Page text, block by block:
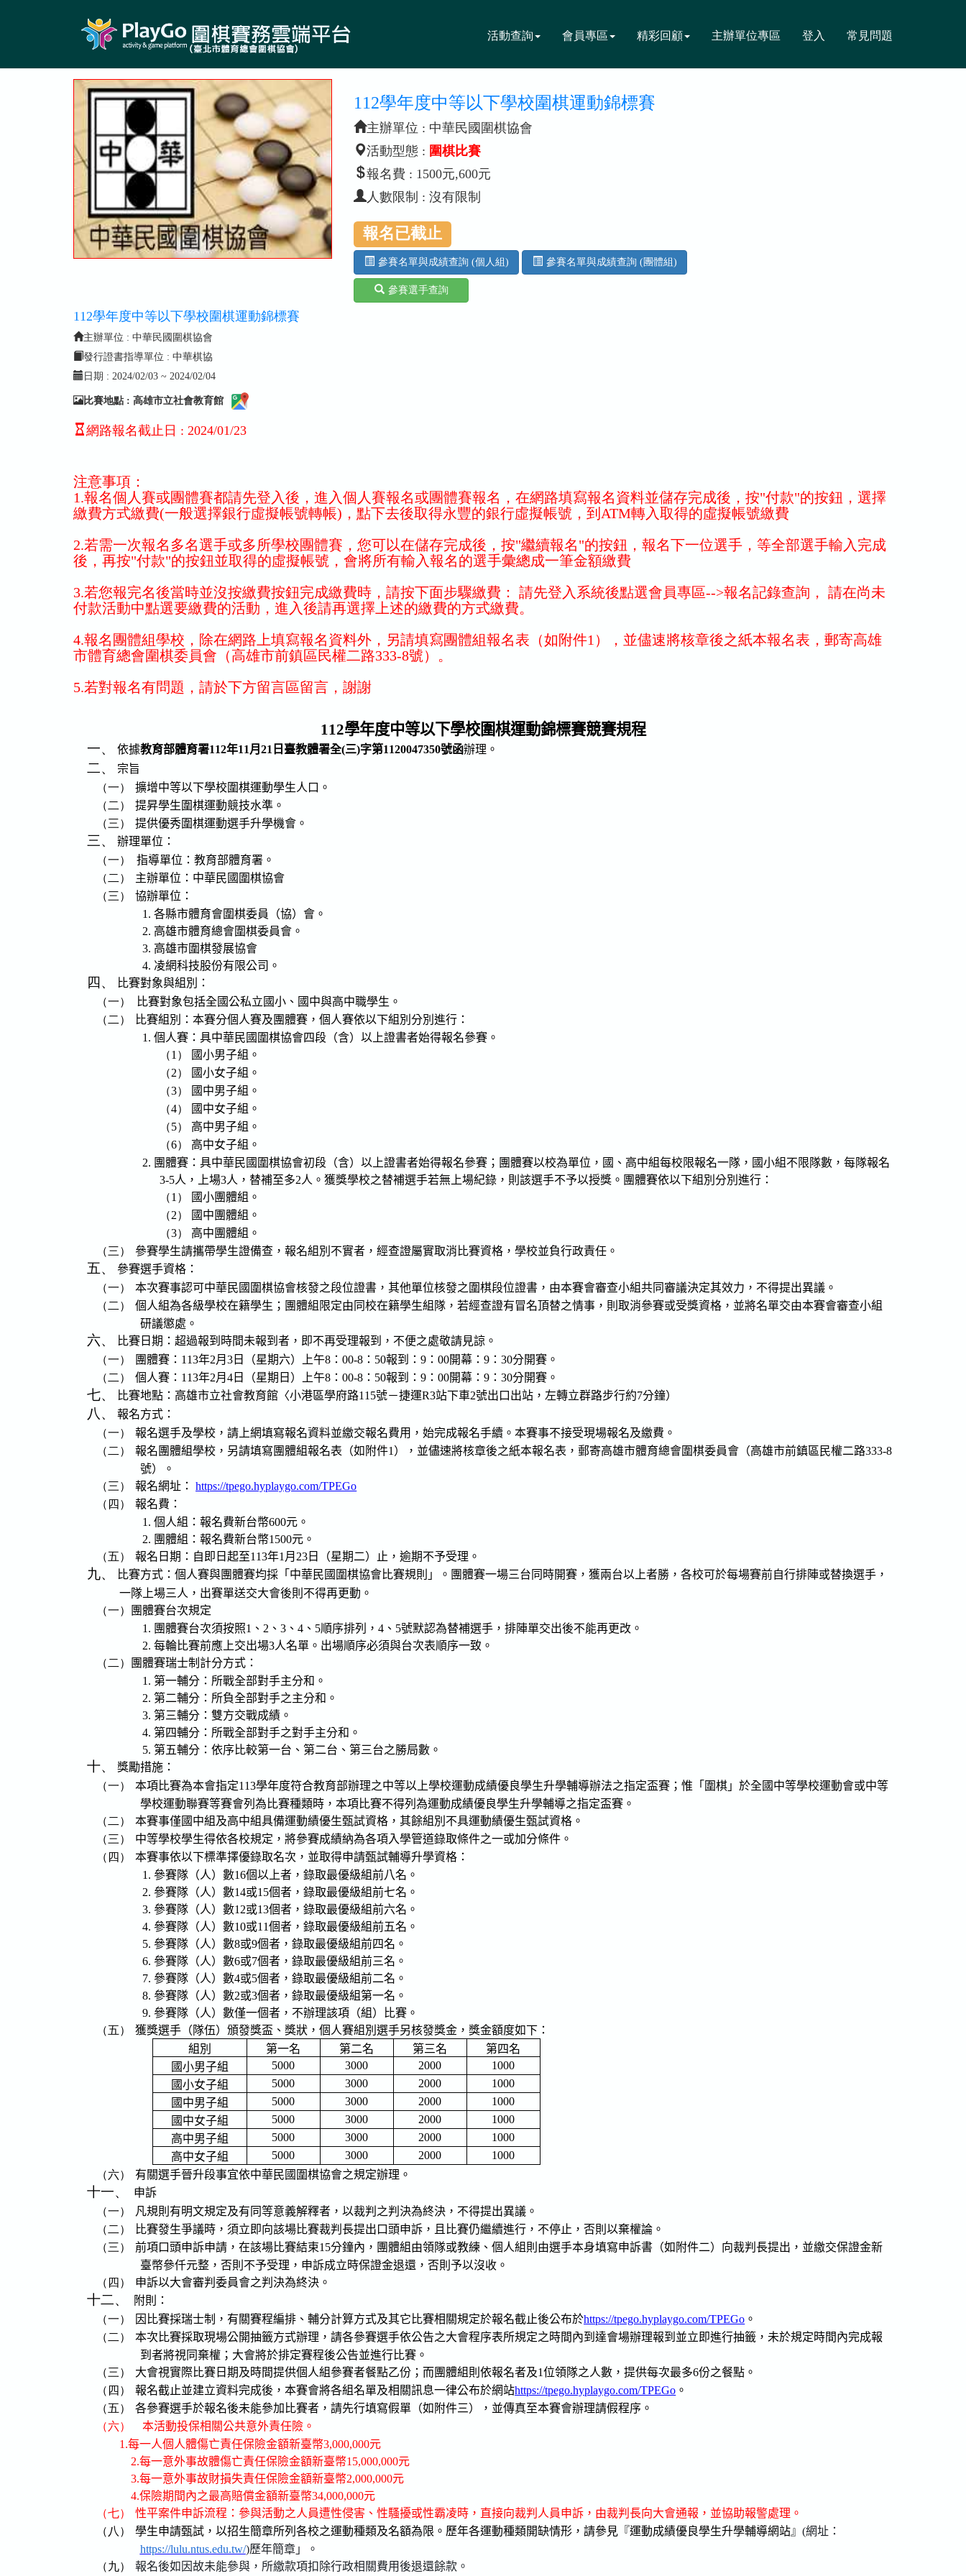
活動查詢 會員專區 精彩回顧 主辦單位專區 登入 常見問題
112學年度中等以下學校圍棋運動錦標賽
主辦單位 : 中華民國圍棋協會
活動型態 : 圍棋比賽
報名費 : 1500元,600元
人數限制 : 沒有限制
報名已截止
參賽名單與成績查詢 (個人組) 參賽名單與成績查詢 (團體組)
參賽選手查詢
112學年度中等以下學校圍棋運動錦標賽
主辦單位 : 中華民國圍棋協會
發行證書指導單位 : 中華棋協
日期 : 2024/02/03 ~ 2024/02/04
比賽地點 : 高雄市立社會教育館
網路報名截止日 : 2024/01/23
注意事項：
1.報名個人賽或團體賽都請先登入後，進入個人賽報名或團體賽報名，在網路填寫報名資料並儲存完成後，按"付款"的按鈕，選擇
繳費方式繳費(一般選擇銀行虛擬帳號轉帳)，點下去後取得永豐的銀行虛擬帳號，到ATM轉入取得的虛擬帳號繳費
2.若需一次報名多名選手或多所學校團體賽，您可以在儲存完成後，按"繼續報名"的按鈕，報名下一位選手，等全部選手輸入完成
後，再按"付款"的按鈕並取得的虛擬帳號，會將所有輸入報名的選手彙總成一筆金額繳費
3.若您報完名後當時並沒按繳費按鈕完成繳費時，請按下面步驟繳費： 請先登入系統後點選會員專區-->報名記錄查詢， 請在尚未
付款活動中點選要繳費的活動，進入後請再選擇上述的繳費的方式繳費。
4.報名團體組學校，除在網路上填寫報名資料外，另請填寫團體組報名表（如附件1），並儘速將核章後之紙本報名表，郵寄高雄
市體育總會圍棋委員會（高雄市前鎮區民權二路333-8號）。
5.若對報名有問題，請於下方留言區留言，謝謝